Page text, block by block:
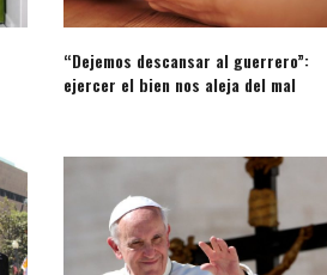
“Dejemos descansar al guerrero”:
ejercer el bien nos aleja del mal